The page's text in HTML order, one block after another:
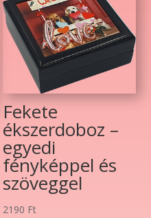
Fekete
ékszerdoboz –
egyedi
fényképpel és
szöveggel
2190 Ft